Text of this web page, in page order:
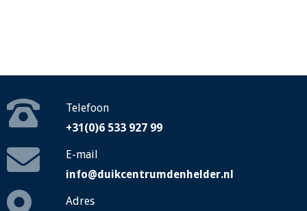
Telefoon
+31(0)6 533 927 99
E-mail
info@duikcentrumdenhelder.nl
Adres